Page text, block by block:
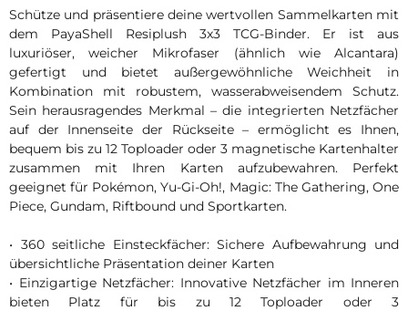
Schütze und präsentiere deine wertvollen Sammelkarten mit
dem PayaShell Resiplush 3x3 TCG-Binder. Er ist aus
luxuriöser, weicher Mikrofaser (ähnlich wie Alcantara)
gefertigt und bietet außergewöhnliche Weichheit in
Kombination mit robustem, wasserabweisendem Schutz.
Sein herausragendes Merkmal – die integrierten Netzfächer
auf der Innenseite der Rückseite – ermöglicht es Ihnen,
bequem bis zu 12 Toploader oder 3 magnetische Kartenhalter
zusammen mit Ihren Karten aufzubewahren. Perfekt
geeignet für Pokémon, Yu-Gi-Oh!, Magic: The Gathering, One
Piece, Gundam, Riftbound und Sportkarten.
• 360 seitliche Einsteckfächer: Sichere Aufbewahrung und
übersichtliche Präsentation deiner Karten
• Einzigartige Netzfächer: Innovative Netzfächer im Inneren
bieten Platz für bis zu 12 Toploader oder 3